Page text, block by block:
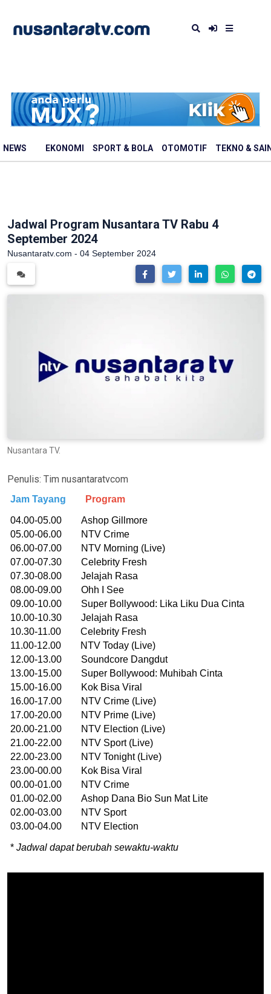
NEWS EKONOMI SPORT & BOLA OTOMOTIF TEKNO &
Jadwal Program Nusantara TV Rabu 4
September 2024
Nusantaratv.com - 04 September 2024
Nusantara TV.
Penulis: Tim nusantaratvcom
Jam Tayang Program
04.00-05.00 Ashop Gillmore
05.00-06.00 NTV Crime
06.00-07.00 NTV Morning (Live)
07.00-07.30 Celebrity Fresh
07.30-08.00 Jelajah Rasa
08.00-09.00 Ohh I See
09.00-10.00 Super Bollywood: Lika Liku Dua Cinta
10.00-10.30 Jelajah Rasa
10.30-11.00 Celebrity Fresh
11.00-12.00 NTV Today (Live)
12.00-13.00 Soundcore Dangdut
13.00-15.00 Super Bollywood: Muhibah Cinta
15.00-16.00 Kok Bisa Viral
16.00-17.00 NTV Crime (Live)
17.00-20.00 NTV Prime (Live)
20.00-21.00 NTV Election (Live)
21.00-22.00 NTV Sport (Live)
22.00-23.00 NTV Tonight (Live)
23.00-00.00 Kok Bisa Viral
00.00-01.00 NTV Crime
01.00-02.00 Ashop Dana Bio Sun Mat Lite
02.00-03.00 NTV Sport
03.00-04.00 NTV Election
* Jadwal dapat berubah sewaktu-waktu